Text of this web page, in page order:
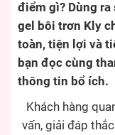
điểm gì? Dùng ra
gel bôi trơn Kly
toàn, tiện lợi và
bạn đọc cùng
thông tin bổ ích.
Khách hàng
vấn, giải đáp